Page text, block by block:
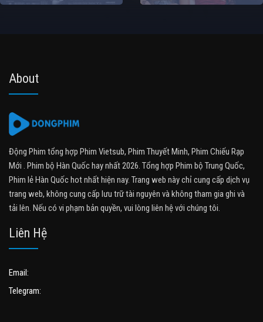
About
Động Phim tổng hợp Phim Vietsub, Phim Thuyết Minh, Phim Chiếu Rạp
Mới . Phim bộ Hàn Quốc hay nhất 2026. Tổng hợp Phim bộ Trung Quốc,
Phim lẻ Hàn Quốc hot nhất hiện nay. Trang web này chỉ cung cấp dịch vụ
trang web, không cung cấp lưu trữ tài nguyên và không tham gia ghi và
tải lên. Nếu có vi phạm bản quyền, vui lòng liên hệ với chúng tôi.
Liên Hệ
Email:
Telegram: